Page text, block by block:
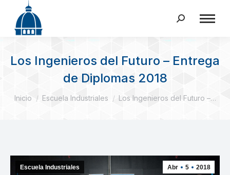
Buscar:
Los Ingenieros del Futuro – Entrega
de Diplomas 2018
Estás aquí:
Inicio Escuela Industriales Los Ingenieros del Futuro –…
Abr 5 2018
Escuela Industriales